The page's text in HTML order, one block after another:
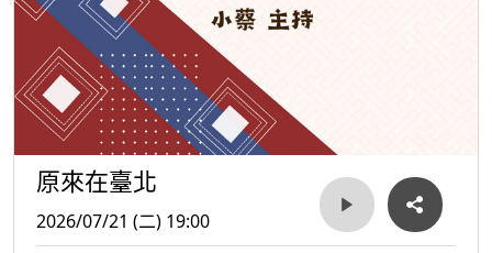
原來在臺北
2026/07/21 (二) 19:00